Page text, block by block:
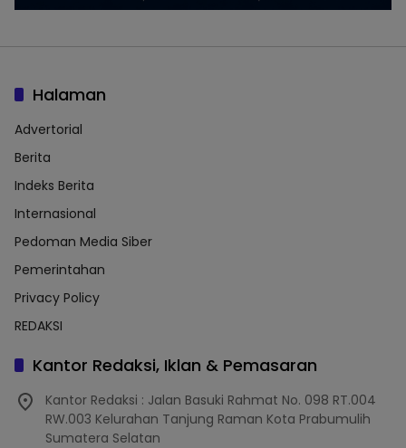
Halaman
Advertorial
Berita
Indeks Berita
Internasional
Pedoman Media Siber
Pemerintahan
Privacy Policy
REDAKSI
Kantor Redaksi, Iklan & Pemasaran
Kantor Redaksi : Jalan Basuki Rahmat No. 098 RT.004
RW.003 Kelurahan Tanjung Raman Kota Prabumulih
Sumatera Selatan